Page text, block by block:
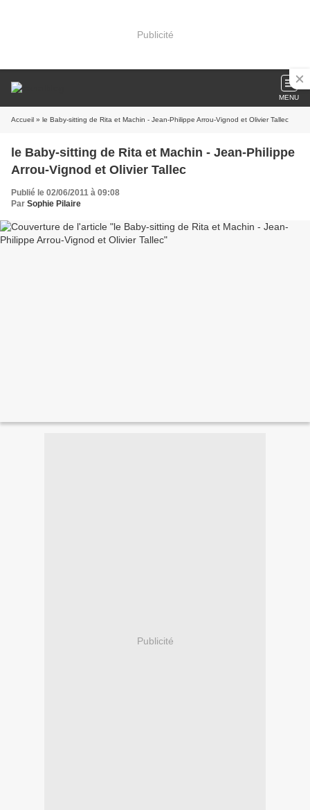
Publicité
MENU
Accueil » le Baby-sitting de Rita et Machin - Jean-Philippe Arrou-Vignod et Olivier Tallec
le Baby-sitting de Rita et Machin - Jean-Philippe
Arrou-Vignod et Olivier Tallec
Publié le 02/06/2011 à 09:08
Par Sophie Pilaire
Publicité